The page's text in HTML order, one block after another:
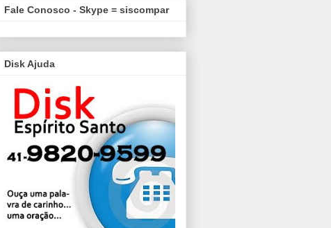
Fale Conosco - Skype = siscompar
Disk Ajuda